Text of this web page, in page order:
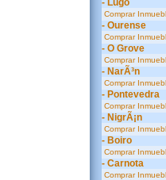
- Lugo
Comprar
- Ourense
Comprar
- O Grove
Comprar
- NarÃ³n
Comprar
- Pontevedra
Comprar
- NigrÃ¡n
Comprar
- Boiro
Comprar
- Carnota
Comprar